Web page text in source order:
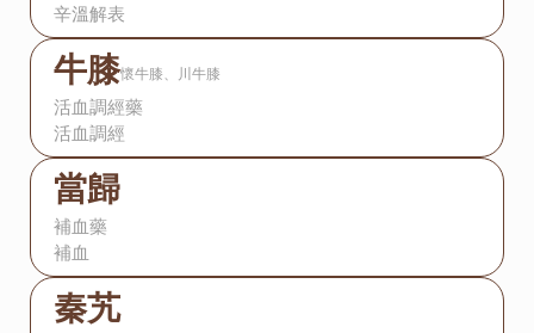
辛溫解表
牛膝懷牛膝、川牛膝
活血調經藥
活血調經
當歸
補血藥
補血
秦艽